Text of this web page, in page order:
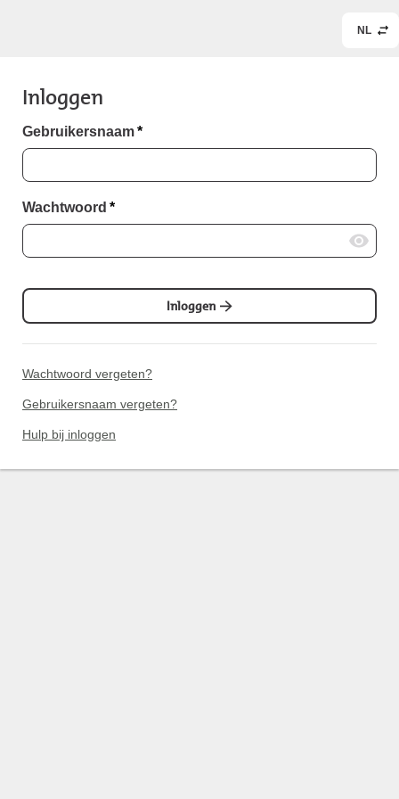
NL
Inloggen
Gebruikersnaam*
Wachtwoord *
Inloggen
Wachtwoord vergeten?
Gebruikersnaam vergeten?
Hulp bij inloggen